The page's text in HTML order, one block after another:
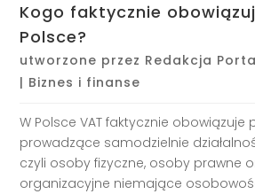
Kogo faktycznie
Polsce?
utworzone przez Redakcja
| Biznes i finanse
W Polsce VAT faktycznie
prowadzące samodzielnie
czyli osoby fizyczne, osoby prawne
organizacyjne niemające